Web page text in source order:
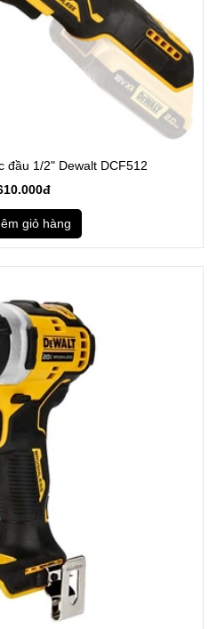
đầu 1/2" Dewalt DCF512
giỏ hàng